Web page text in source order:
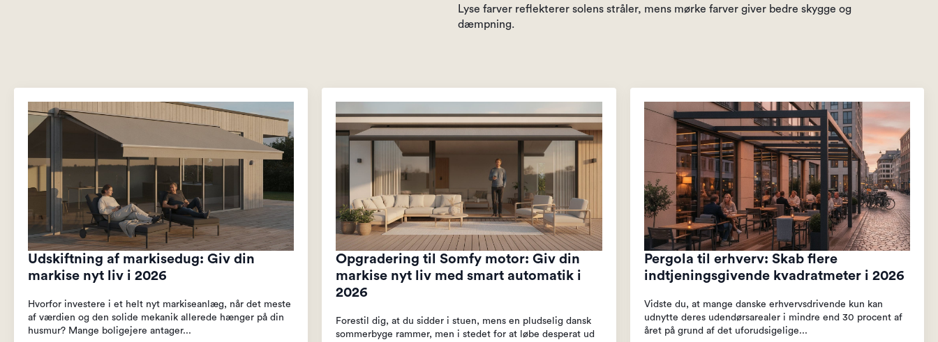
Lyse farver reflekterer solens stråler, mens mørke farver giver bedre skygge og
dæmpning.
Udskiftning af markisedug: Giv din
markise nyt liv i 2026
Hvorfor investere i et helt nyt markiseanlæg, når det meste
af værdien og den solide mekanik allerede hænger på din
husmur? Mange boligejere antager...
Opgradering til Somfy motor: Giv din
markise nyt liv med smart automatik i
2026
Forestil dig, at du sidder i stuen, mens en pludselig dansk
sommerbyge rammer, men i stedet for at løbe desperat ud
Pergola til erhverv: Skab flere
indtjeningsgivende kvadratmeter i 2026
Vidste du, at mange danske erhvervsdrivende kun kan
udnytte deres udendørsarealer i mindre end 30 procent af
året på grund af det uforudsigelige...